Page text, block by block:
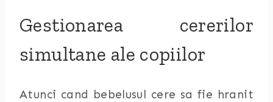
Gestionarea cererilor
simultane ale copiilor
Atunci cand bebelusul cere sa fie hranit